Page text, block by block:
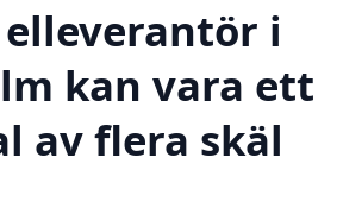
i
kan vara ett
av flera skäl